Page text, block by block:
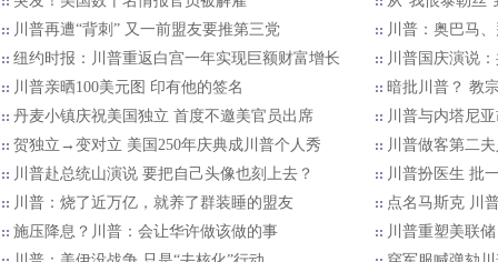
川普再遭“背刺” 又一前盟友要推第三党
川普：奥巴马
纽约时报：川普重返白宫一年实现巨额财富增长
川普国庆演说
川普亲晒100美元图 印有他的签名
暗批川普？ 教
丹麦小镇庆祝美国独立 首度不邀美官员出席
川普与内塔尼
贺独立→变对立 美国250年庆典成川普个人秀
川普做客第二
川普赴总统山演说 要把自己头像也刻上去？
川普扮医生 批
川普：烧了近万亿，就养了群装睡的盟友
点名马斯克 川
施压降息？川普：会让华许做该做的事
川普重塑美联